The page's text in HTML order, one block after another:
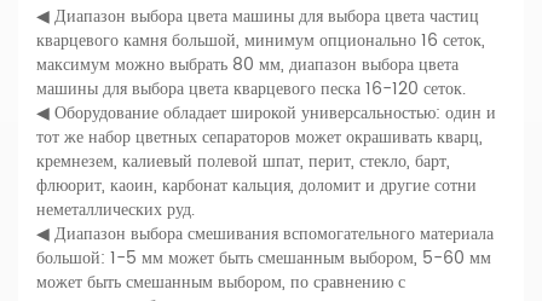
◀ Диапазон выбора цвета машины для выбора цвета частиц
кварцевого камня большой, минимум опционально 16 сеток,
максимум можно выбрать 80 мм, диапазон выбора цвета
машины для выбора цвета кварцевого песка 16-120 сеток.
◀ Оборудование обладает широкой универсальностью: один и
тот же набор цветных сепараторов может окрашивать кварц,
кремнезем, калиевый полевой шпат, перит, стекло, барт,
флюорит, каоин, карбонат кальция, доломит и другие сотни
неметаллических руд.
◀ Диапазон выбора смешивания вспомогательного материала
большой: 1-5 мм может быть смешанным выбором, 5-60 мм
может быть смешанным выбором, по сравнению с